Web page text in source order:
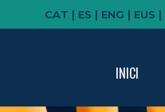
CAT | ES | ENG | EUS |
INICI